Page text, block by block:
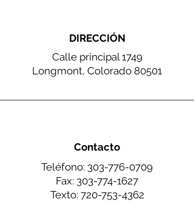
DIRECCIÓN
Calle principal 1749
Longmont, Colorado 80501
Contacto
Teléfono: 303-776-0709
Fax: 303-774-1627
Texto: 720-753-4362